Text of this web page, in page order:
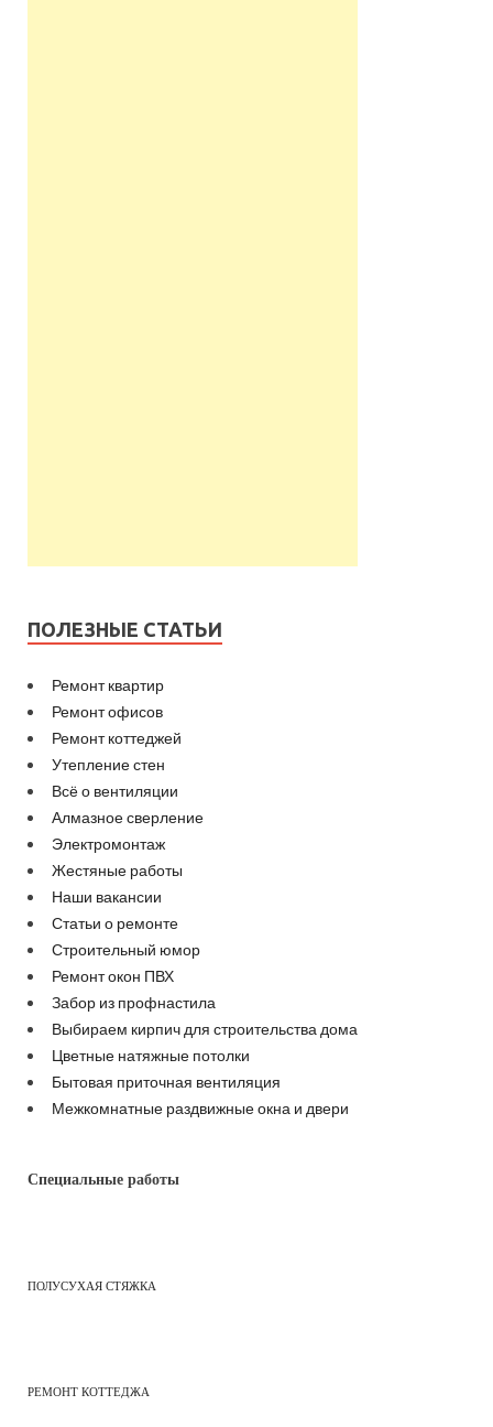
ПОЛЕЗНЫЕ СТАТЬИ
Ремонт квартир
Ремонт офисов
Ремонт коттеджей
Утепление стен
Всё о вентиляции
Алмазное сверление
Электромонтаж
Жестяные работы
Наши вакансии
Статьи о ремонте
Строительный юмор
Ремонт окон ПВХ
Забор из профнастила
Выбираем кирпич для строительства дома
Цветные натяжные потолки
Бытовая приточная вентиляция
Межкомнатные раздвижные окна и двери
Специальные работы
ПОЛУСУХАЯ СТЯЖКА
РЕМОНТ КОТТЕДЖА